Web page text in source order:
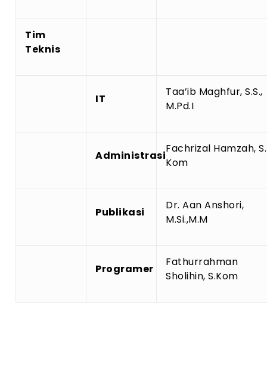
Tim
Teknis
IT
Taa’ib Maghfur, S.S.,
M.Pd.I
Administrasi
Fachrizal Hamzah, S.
Kom
Publikasi
Dr. Aan Anshori,
M.Si.,M.M
Programer
Fathurrahman
Sholihin, S.Kom